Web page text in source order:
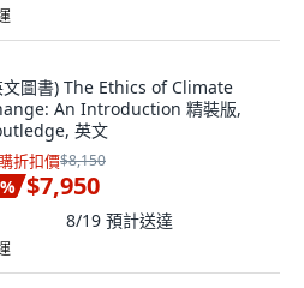
文圖書) The Ethics of Climate
An Introduction 精裝版,
英文
折扣價$8,150
% $7,950
8/19 預計送達